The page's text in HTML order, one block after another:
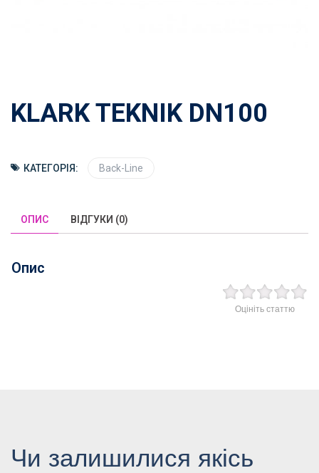
KLARK TEKNIK DN100
КАТЕГОРІЯ: Back-Line
ОПИС ВІДГУКИ (0)
Опис
Оцініть статтю
Чи залишилися якісь